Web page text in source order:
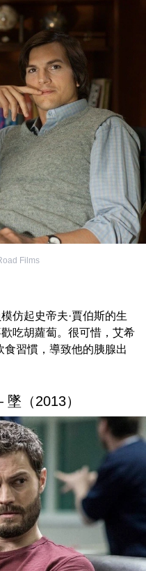
Films
仿起史帝夫·賈伯斯的生
吃胡蘿蔔。很可惜，艾希
食習慣，導致他的胰腺出
墜（2013）